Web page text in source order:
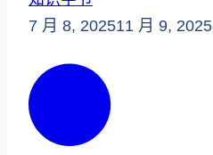
7 月 8, 202511 月 9, 2025